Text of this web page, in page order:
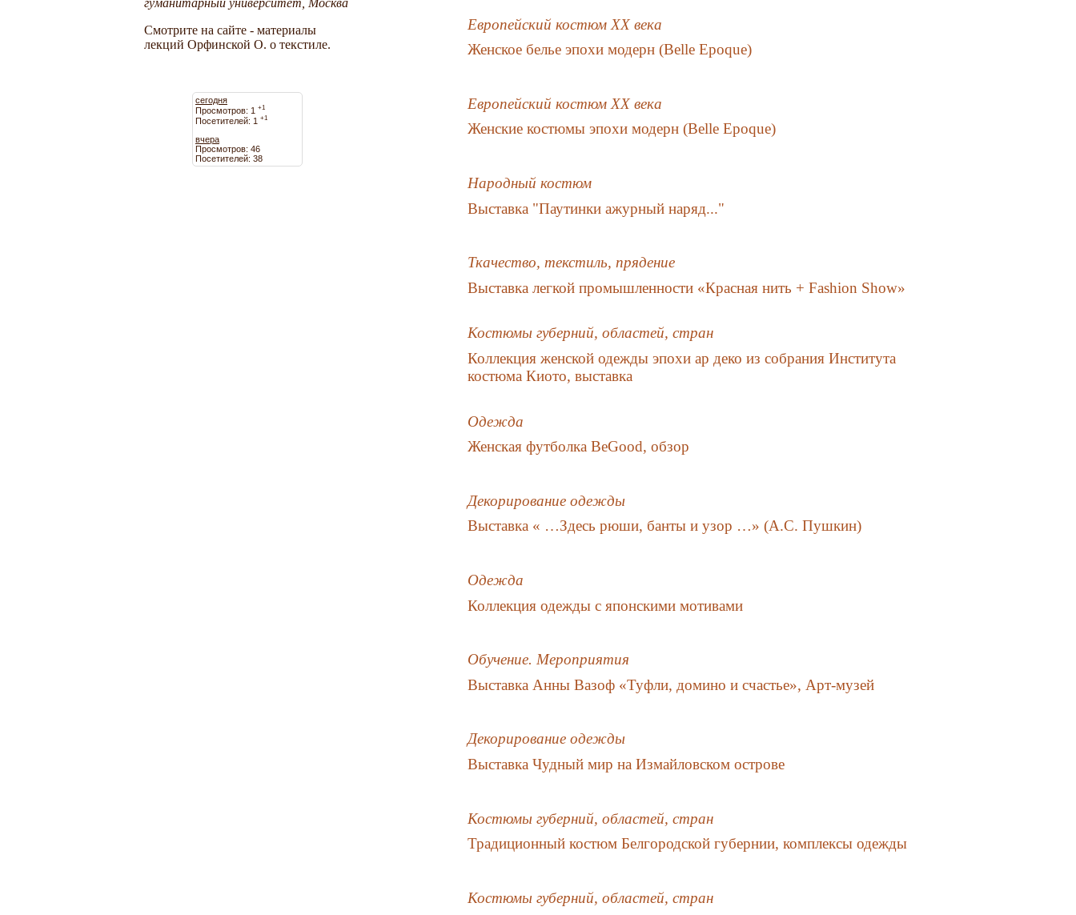
Смотрите на сайте - материалы
лекций Орфинской О. о текстиле.
сегодня
Просмотров: 1 +1
Посетителей: 1 +1
вчера
Просмотров: 46
Посетителей: 38
Европейский костюм XX века
Женское белье эпохи модерн (Belle Epoque)
Европейский костюм XX века
Женские костюмы эпохи модерн (Belle Epoque)
Народный костюм
Выставка "Паутинки ажурный наряд..."
Ткачество, текстиль, прядение
Выставка легкой промышленности «Красная нить + Fashion Show»
Костюмы губерний, областей, стран
Коллекция женской одежды эпохи ар деко из собрания Института
костюма Киото, выставка
Одежда
Женская футболка BeGood, обзор
Декорирование одежды
Выставка « …Здесь рюши, банты и узор …» (А.С. Пушкин)
Одежда
Коллекция одежды с японскими мотивами
Обучение. Мероприятия
Выставка Анны Вазоф «Туфли, домино и счастье», Арт-музей
Декорирование одежды
Выставка Чудный мир на Измайловском острове
Костюмы губерний, областей, стран
Традиционный костюм Белгородской губернии, комплексы одежды
Костюмы губерний, областей, стран